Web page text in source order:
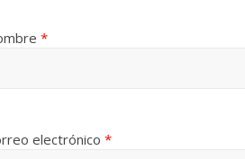
*
electrónico *